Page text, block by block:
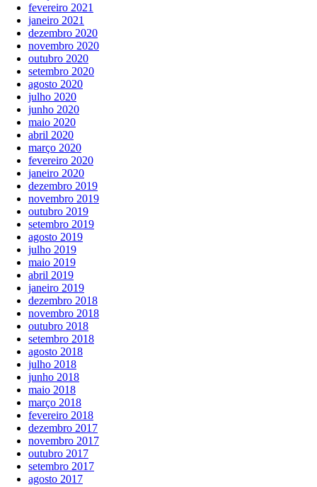
fevereiro 2021
janeiro 2021
dezembro 2020
novembro 2020
outubro 2020
setembro 2020
agosto 2020
julho 2020
junho 2020
maio 2020
abril 2020
março 2020
fevereiro 2020
janeiro 2020
dezembro 2019
novembro 2019
outubro 2019
setembro 2019
agosto 2019
julho 2019
maio 2019
abril 2019
janeiro 2019
dezembro 2018
novembro 2018
outubro 2018
setembro 2018
agosto 2018
julho 2018
junho 2018
maio 2018
março 2018
fevereiro 2018
dezembro 2017
novembro 2017
outubro 2017
setembro 2017
agosto 2017